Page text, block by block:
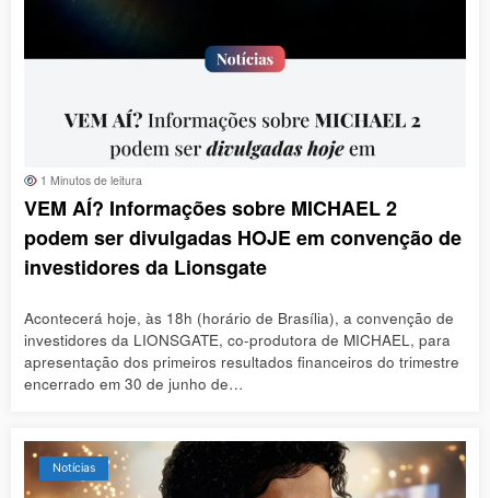
1 Minutos de leitura
VEM AÍ? Informações sobre MICHAEL 2
podem ser divulgadas HOJE em convenção de
investidores da Lionsgate
Acontecerá hoje, às 18h (horário de Brasília), a convenção de
investidores da LIONSGATE, co-produtora de MICHAEL, para
apresentação dos primeiros resultados financeiros do trimestre
encerrado em 30 de junho de…
Notícias